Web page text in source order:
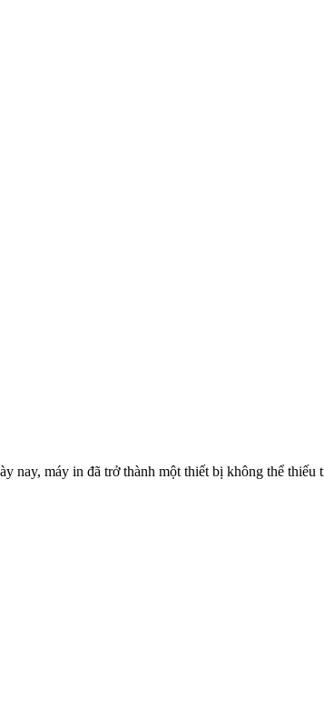
máy in đã trở thành một thiết bị không thể thiếu